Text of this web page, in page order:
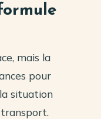
mais la
pour
situation